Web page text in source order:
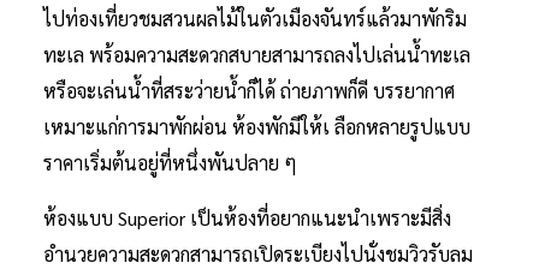
ไปท่องเที่ยวชมสวนผลไม้ในตัวเมืองจันทร์แล้วมาพักริม
ทะเล พร้อมความสะดวกสบายสามารถลงไปเล่นน้ำทะเล
หรือจะเล่นน้ำที่สระว่ายน้ำก็ได้ ถ่ายภาพก็ดี บรรยากาศ
เหมาะแก่การมาพักผ่อน ห้องพักมีให้เ ลือกหลายรูปแบบ
ราคาเริ่มต้นอยู่ที่หนึ่งพันปลาย ๆ
ห้องแบบ Superior เป็นห้องที่อยากแนะนำเพราะมีสิ่ง
อำนวยความสะดวกสามารถเปิดระเบียงไปนั่งชมวิวรับลม